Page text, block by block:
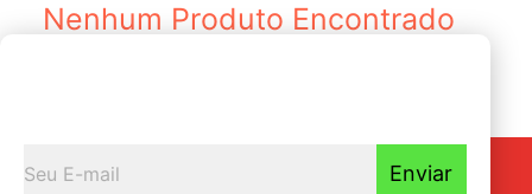
Nenhum Produto Encontrado
Enviar